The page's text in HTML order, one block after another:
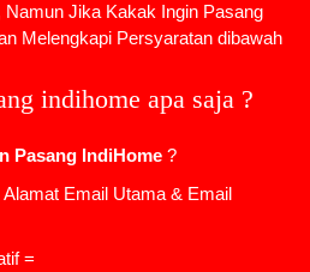
Jika Kakak Ingin Pasang
Melengkapi Persyaratan dibawah
indihome apa saja ?
Pasang IndiHome ?
Email Utama & Email
=